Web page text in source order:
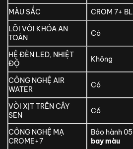
MÀU SẮC
CROM 7+
LÕI VÒI KHÓA AN
TOÀN
Có
HỆ ĐÈN LED, NHIỆT
ĐỘ
Không
CÔNG NGHỆ AIR
WATER
Có
VÒI XỊT TRÊN CÂY
SEN
Có
CÔNG NGHỆ MẠ
CROME+7
Bảo hành
bay màu